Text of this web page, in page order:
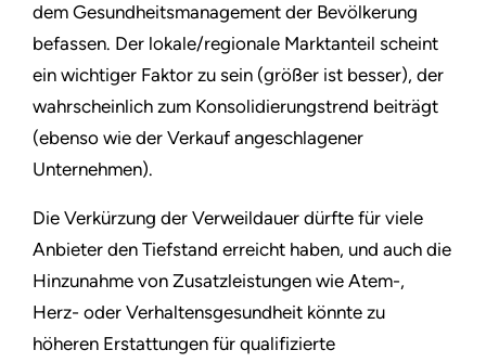
dem Gesundheitsmanagement der Bevölkerung
befassen. Der lokale/regionale Marktanteil scheint
ein wichtiger Faktor zu sein (größer ist besser), der
wahrscheinlich zum Konsolidierungstrend beiträgt
(ebenso wie der Verkauf angeschlagener
Unternehmen).
Die Verkürzung der Verweildauer dürfte für viele
Anbieter den Tiefstand erreicht haben, und auch die
Hinzunahme von Zusatzleistungen wie Atem-,
Herz- oder Verhaltensgesundheit könnte zu
höheren Erstattungen für qualifizierte